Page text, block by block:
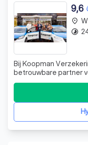
9,6
Bij Koopman
betrouwbare partner
hypotheekbehoeften.
hebben we ons
toewijding aan
een hypotheek om uw
place
timelapse